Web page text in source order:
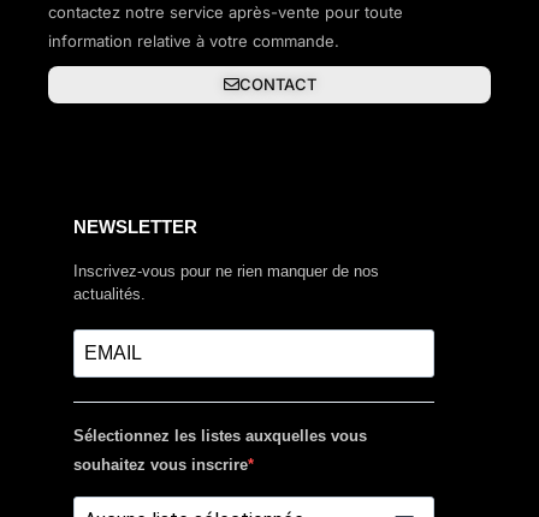
contactez notre service après-vente pour toute
information relative à votre commande.
CONTACT
NEWSLETTER
Inscrivez-vous pour ne rien manquer de nos
actualités.
Sélectionnez les listes auxquelles vous
souhaitez vous inscrire